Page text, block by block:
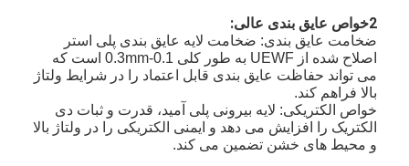
2خواص عایق بندی عالی:
ضخامت عایق بندی: ضخامت لایه عایق بندی پلی استر
اصلاح شده از UEWF به طور کلی 0.1-0.3mm است که
می تواند حفاظت عایق بندی قابل اعتماد را در شرایط ولتاژ
بالا فراهم کند.
خواص الکتریکی: لایه بیرونی پلی آمید، قدرت و ثبات دی
الکتریک را افزایش می دهد و ایمنی الکتریکی را در ولتاژ بالا
و محیط های خشن تضمین می کند.